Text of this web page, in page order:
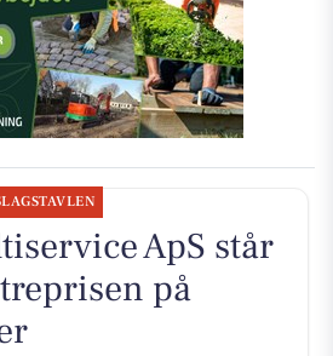
ApS står
på